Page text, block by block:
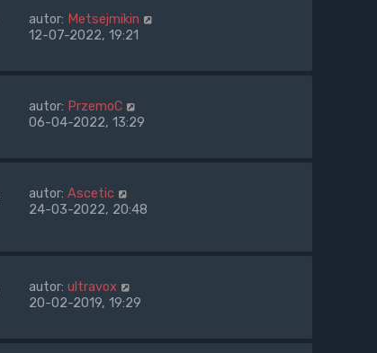
autor: Metsejmikin
12-07-2022, 19:21
autor: PrzemoC
06-04-2022, 13:29
autor: Ascetic
24-03-2022, 20:48
autor: ultravox
20-02-2019, 19:29